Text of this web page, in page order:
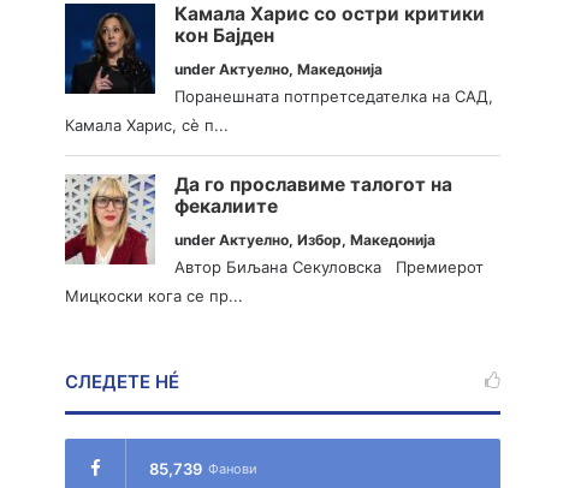
Камала Харис со остри критики
кон Бајден
underАктуелно,Македонија
Поранешната потпретседателка на САД,
Камала Харис, сè п...
Да го прославиме талогот на
фекалиите
underАктуелно,Избор,Македонија
Автор Биљана Секуловска Премиерот
Мицкоски кога се пр...
СЛЕДЕТЕ НÉ
85,739 Фанови